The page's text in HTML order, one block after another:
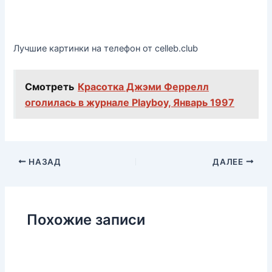
Лучшие картинки на телефон от celleb.club
Смотреть Красотка Джэми Феррелл
оголилась в журнале Playboy, Январь 1997
НАЗАД ДАЛЕЕ
Похожие записи